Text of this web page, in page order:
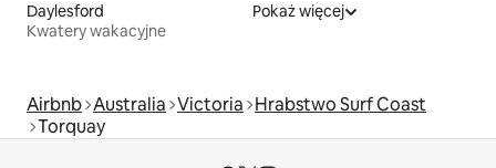
Daylesford
Kwatery wakacyjne
Pokaż więcej
Airbnb Australia Victoria Hrabstwo Surf Coast
Torquay